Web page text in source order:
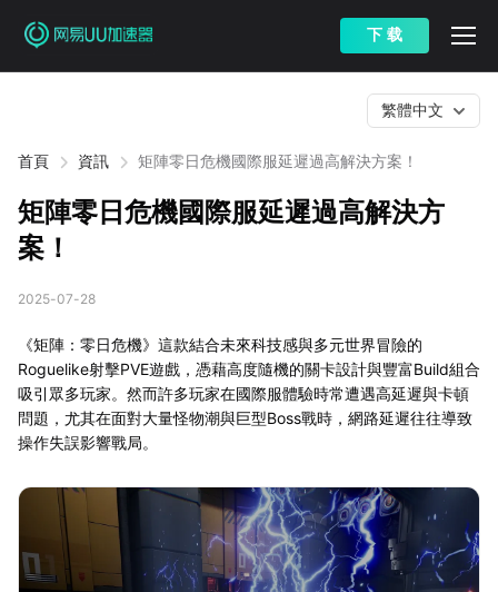
下 载
首頁 資訊 矩陣零日危機國際服延遲過高解決方案！
繁體中文
矩陣零日危機國際服延遲過高解決方
案！
2025-07-28
《矩陣：零日危機》這款結合未來科技感與多元世界冒險的
Roguelike射擊PVE遊戲，憑藉高度隨機的關卡設計與豐富Build組合
吸引眾多玩家。然而許多玩家在國際服體驗時常遭遇高延遲與卡頓
問題，尤其在面對大量怪物潮與巨型Boss戰時，網路延遲往往導致
操作失誤影響戰局。